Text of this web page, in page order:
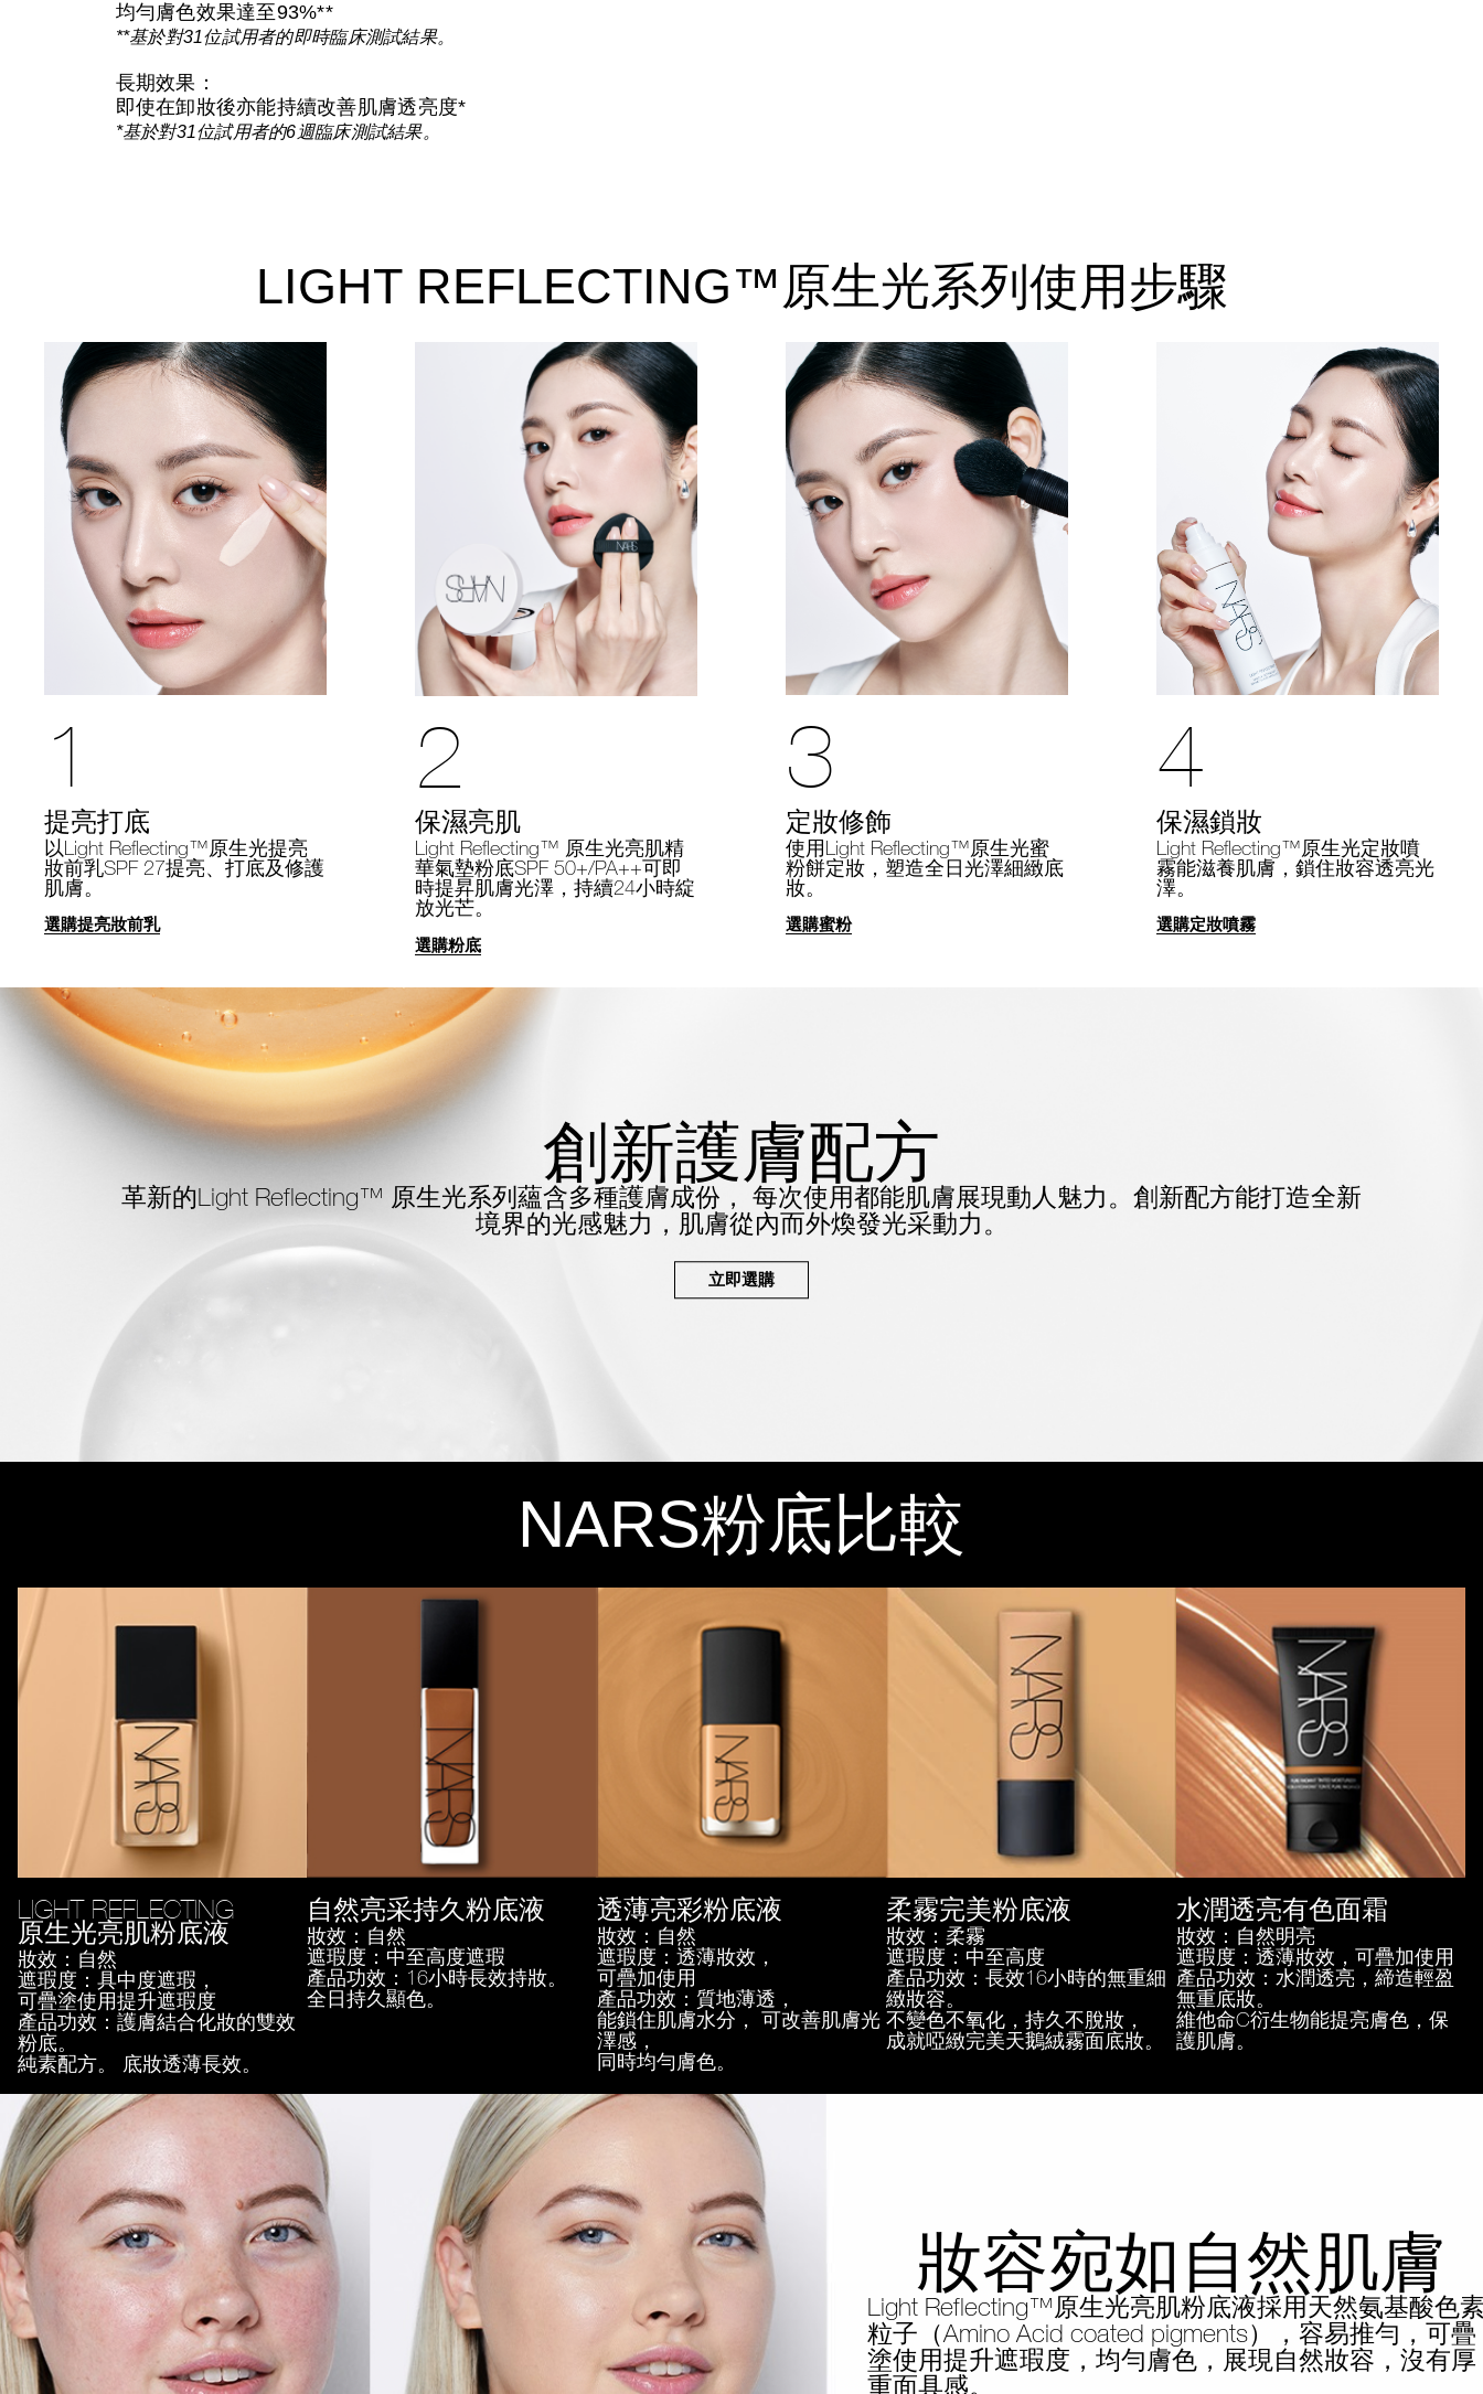
均勻膚色效果達至93%**
**基於對31位試用者的即時臨床測試結果。
長期效果：
即使在卸妝後亦能持續改善肌膚透亮度*
*基於對31位試用者的6週臨床測試結果。
LIGHT REFLECTING™原生光系列使用步驟
1
提亮打底
以Light Reflecting™原生光提亮
妝前乳SPF 27提亮、打底及修護
肌膚。
選購提亮妝前乳
2
保濕亮肌
Light Reflecting™ 原生光亮肌精
華氣墊粉底SPF 50+/PA++可即
時提昇肌膚光澤，持續24小時綻
放光芒。
選購粉底
3
定妝修飾
使用Light Reflecting™原生光蜜
粉餅定妝，塑造全日光澤細緻底
妝。
選購蜜粉
4
保濕鎖妝
Light Reflecting™原生光定妝噴
霧能滋養肌膚，鎖住妝容透亮光
澤。
選購定妝噴霧
創新護膚配方
革新的Light Reflecting™ 原生光系列蘊含多種護膚成份， 每次使用都能肌膚展現動人魅力。 創新配方能打造全新
境界的光感魅力， 肌膚從內而外煥發光采動力。
立即選購
NARS粉底比較
LIGHT REFLECTING
原生光亮肌粉底液
妝效：自然
遮瑕度：具中度遮瑕，
可疊塗使用提升遮瑕度
產品功效：護膚結合化妝的雙效
粉底。
純素配方。 底妝透薄長效。
自然亮采持久粉底液
妝效：自然
遮瑕度：中至高度遮瑕
產品功效：16小時長效持妝。
全日持久顯色。
透薄亮彩粉底液
妝效：自然
遮瑕度：透薄妝效，
可疊加使用
產品功效：質地薄透，
能鎖住肌膚水分， 可改善肌膚光
澤感，
同時均勻膚色。
柔霧完美粉底液
妝效：柔霧
遮瑕度：中至高度
產品功效：長效16小時的無重細
緻妝容。
不變色不氧化，持久不脫妝，
成就啞緻完美天鵝絨霧面底妝。
水潤透亮有色面霜
妝效：自然明亮
遮瑕度：透薄妝效，可疊加使用
產品功效：水潤透亮，締造輕盈
無重底妝。
維他命C衍生物能提亮膚色，保
護肌膚。
妝容宛如自然肌膚
Light Reflecting™原生光亮肌粉底液採用天然氨基酸色
粒子（Amino Acid coated pigments），容易推勻，可疊
塗使用提升遮瑕度，均勻膚色，展現自然妝容，沒有厚
重面具感。